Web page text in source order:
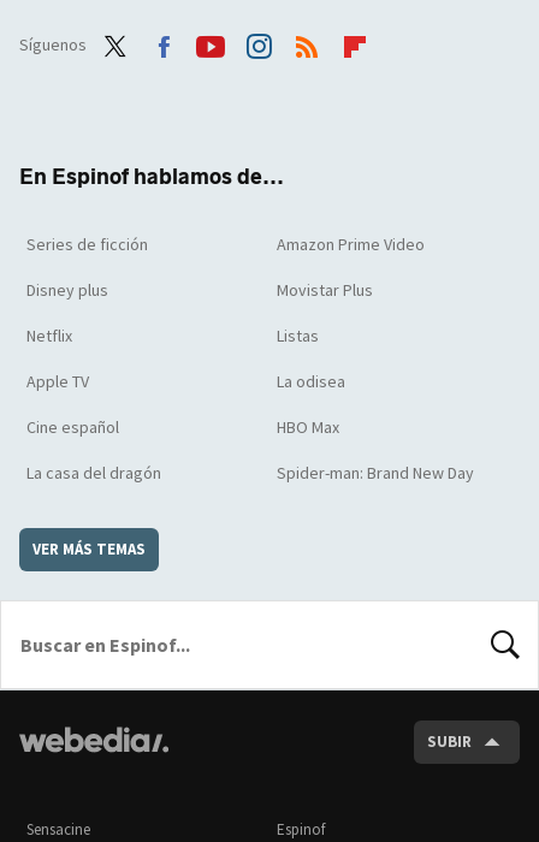
Síguenos
En Espinof hablamos de...
Series de ficción Amazon Prime Video
Disney plus Movistar Plus
Netflix Listas
Apple TV La odisea
Cine español HBO Max
La casa del dragón Spider-man: Brand New Day
VER MÁS TEMAS
SUBIR
Sensacine Espinof